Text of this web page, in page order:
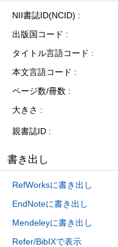
NII書誌ID(NCID)
出版国コード
タイトル言語コード
本文言語コード
ページ数/冊数
大きさ
親書誌ID
書き出し
RefWorksに書き出し
EndNoteに書き出し
Mendeleyに書き出し
Refer/BibIXで表示